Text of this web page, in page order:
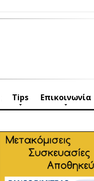
Tips Επικοινωνία